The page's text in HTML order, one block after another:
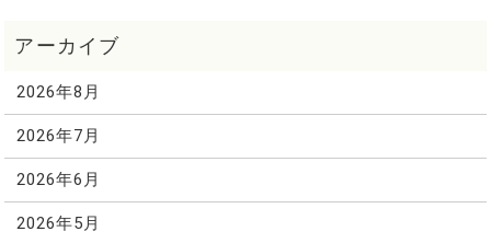
2026年8月
2026年7月
2026年6月
2026年5月